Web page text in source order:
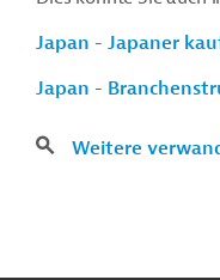
Japan - Japaner
Japan -
Weitere